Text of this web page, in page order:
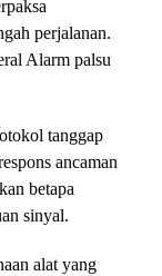
perjalanan.
Alarm palsu
tanggap
ancaman
betapa
sinyal.
alat yang